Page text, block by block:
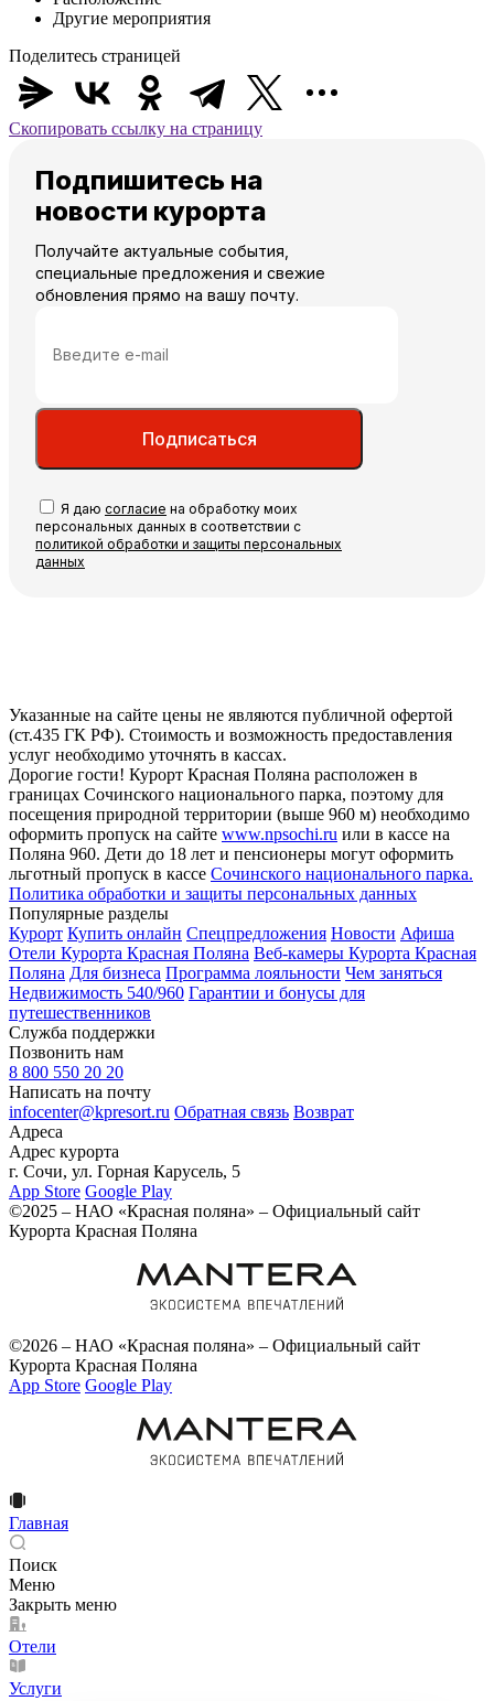
Другие мероприятия
Поделитесь страницей
Скопировать ссылку на страницу
Подпишитесь на
новости курорта
Получайте актуальные события,
специальные предложения и свежие
обновления прямо на вашу почту.
Подписаться
Я даю согласие на обработку моих
персональных данных в соответствии с
политикой обработки и защиты персональных
данных
Указанные на сайте цены не являются публичной офертой
(ст.435 ГК РФ). Стоимость и возможность предоставления
услуг необходимо уточнять в кассах.
Дорогие гости! Курорт Красная Поляна расположен в
границах Сочинского национального парка, поэтому для
посещения природной территории (выше 960 м) необходимо
оформить пропуск на сайте www.npsochi.ru или в кассе на
Поляна 960. Дети до 18 лет и пенсионеры могут оформить
льготный пропуск в кассе Сочинского национального парка.
Политика обработки и защиты персональных данных
Популярные разделы
Курорт Купить онлайн Спецпредложения Новости Афиша
Отели Курорта Красная Поляна Веб-камеры Курорта Красная
Поляна Для бизнеса Программа лояльности Чем заняться
Недвижимость 540/960 Гарантии и бонусы для
путешественников
Служба поддержки
Позвонить нам
8 800 550 20 20
Написать на почту
infocenter@kpresort.ru Обратная связь Возврат
Адреса
Адрес курорта
г. Сочи, ул. Горная Карусель, 5
App Store Google Play
©2025 – НАО «Красная поляна» – Официальный сайт
Курорта Красная Поляна
©2026 – НАО «Красная поляна» – Официальный сайт
Курорта Красная Поляна
App Store Google Play
Главная
Поиск
Меню
Закрыть меню
Отели
Услуги